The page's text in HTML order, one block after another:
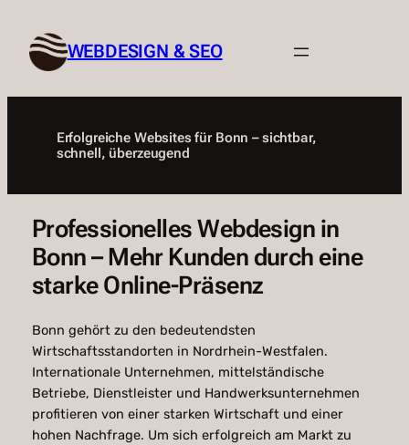
Inhalt
springen WEBDESIGN & SEO
Erfolgreiche Websites für Bonn – sichtbar,
schnell, überzeugend
Professionelles Webdesign in
Bonn – Mehr Kunden durch eine
starke Online-Präsenz
Bonn gehört zu den bedeutendsten
Wirtschaftsstandorten in Nordrhein-Westfalen.
Internationale Unternehmen, mittelständische
Betriebe, Dienstleister und Handwerksunternehmen
profitieren von einer starken Wirtschaft und einer
hohen Nachfrage. Um sich erfolgreich am Markt zu